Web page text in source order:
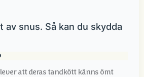
snus. Så kan du skydda
att deras tandkött känns ömt